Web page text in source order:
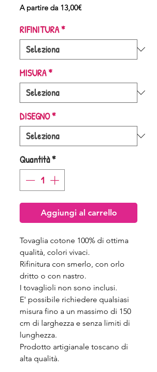
A partire da 13,00€Prezzo
RIFINITURA*
MISURA*
DISEGNO*
Quantità*
Aggiungi al carrello
Tovaglia cotone 100% di ottima
qualità, colori vivaci.
Rifinitura con smerlo, con orlo
dritto o con nastro.
I tovaglioli non sono inclusi.
E' possibile richiedere qualsiasi
misura fino a un massimo di 150
cm di larghezza e senza limiti di
lunghezza.
Prodotto artigianale toscano di
alta qualità.